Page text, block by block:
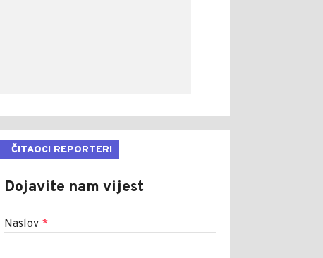
ČITAOCI REPORTERI
Dojavite nam vijest
Naslov *